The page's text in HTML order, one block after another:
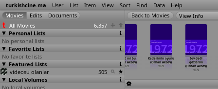
turkishcine.ma User List Item View Sort Find Data Help
All Movies
6,357
Personal Lists
No personal lists
Favorite Lists
No favorite lists
Featured Lists
videosu olanlar
505
Local Volumes
No local volumes
View Info
Hayat mi bu
(Orhan Aksoy)
1972
Kaderimin oyunu
(Orhan Aksoy)
1972
Sev dedi
gözlerim
(Orhan Aksoy)
1972
Kaplan kadin
dehset adasi
(Tancan Akin)